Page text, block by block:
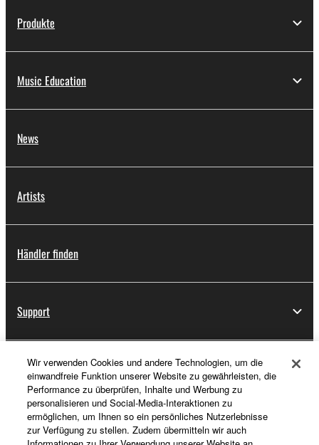
Produkte
Music Education
News
Artists
Händler finden
Support
Registrierung von „Yamaha Music ID“
Über Yamaha
Wir verwenden Cookies und andere Technologien, um die
einwandfreie Funktion unserer Website zu gewährleisten, die
Performance zu überprüfen, Inhalte und Werbung zu
personalisieren und Social-Media-Interaktionen zu
ermöglichen, um Ihnen so ein persönliches Nutzerlebnisse
zur Verfügung zu stellen. Zudem übermitteln wir auch